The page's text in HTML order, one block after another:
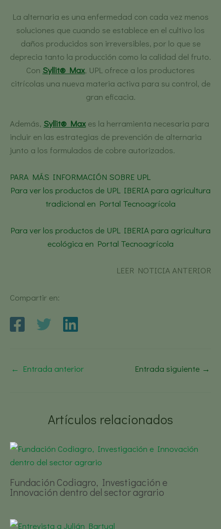
La alternaria es una enfermedad con cada vez menos
soluciones que cuando se establece en el cultivo los
daños producidos son irreversibles, por lo que se
deprecia tanto la producción como la calidad del fruto.
Con Syllit® Max, UPL ofrece a los productores
citrícolas una nueva materia activa para su control, de
gran eficacia.
Además, Syllit® Max es la herramienta necesaria para
incluir en las estrategias de prevención de alternaria
junto a los formulados de cobre autorizados.
PARA MÁS INFORMACIÓN SOBRE UPL
Para ver los productos de UPL IBERIA para agricultura
tradicional en Portal Tecnoagrícola
Para ver los productos de UPL IBERIA para agricultura
ecológica en Portal Tecnoagrícola
LEER NOTICIA ANTERIOR
Compartir en:
← Entrada anterior Entrada siguiente →
Artículos relacionados
Fundación Codiagro, Investigación e
Innovación dentro del sector agrario